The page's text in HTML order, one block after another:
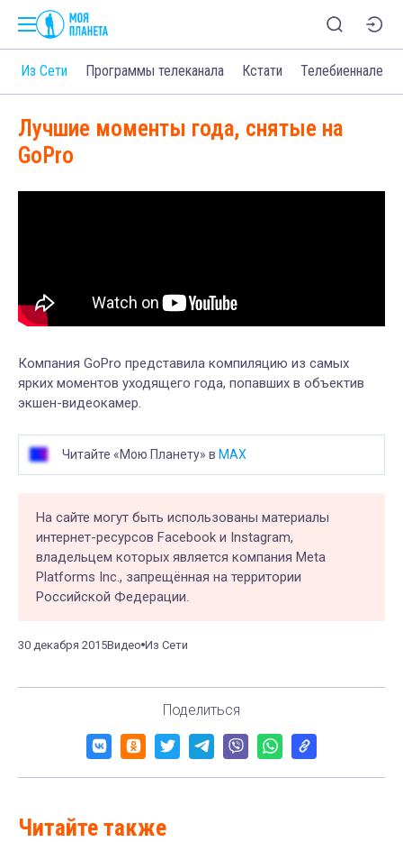
Из Сети Программы телеканала Кстати Телебиеннале
Лучшие моменты года, снятые на
GoPro
Компания GoPro представила компиляцию из самых
ярких моментов уходящего года, попавших в объектив
экшен-видеокамер.
Читайте «Мою Планету» в MAX
На сайте могут быть использованы материалы
интернет-ресурсов Facebook и Instagram,
владельцем которых является компания Meta
Platforms Inc., запрещённая на территории
Российской Федерации.
30 декабря 2015Видео Из Сети
Поделиться
Читайте также